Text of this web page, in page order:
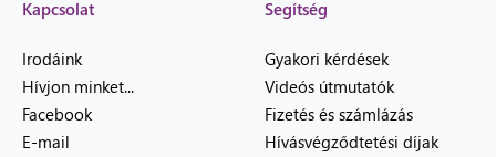
Kapcsolat
Irodáink
Hívjon minket...
Facebook
E-mail
Segítség
Gyakori kérdések
Videós útmutatók
Fizetés és számlázás
Hívásvégződtetési díjak